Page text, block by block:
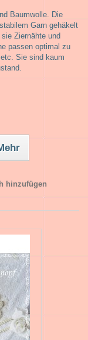
Baumwolle. Die
Garn gehäkelt
Ziernähte und
passen optimal zu
Sie sind kaum
hinzufügen